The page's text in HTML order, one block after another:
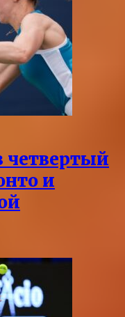
четвертый
и